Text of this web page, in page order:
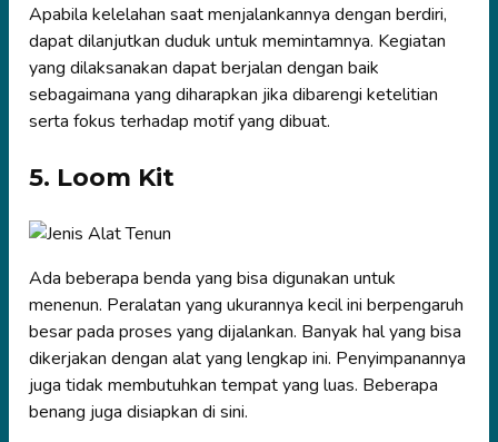
Apabila kelelahan saat menjalankannya dengan berdiri,
dapat dilanjutkan duduk untuk memintamnya. Kegiatan
yang dilaksanakan dapat berjalan dengan baik
sebagaimana yang diharapkan jika dibarengi ketelitian
serta fokus terhadap motif yang dibuat.
5. Loom Kit
Ada beberapa benda yang bisa digunakan untuk
menenun. Peralatan yang ukurannya kecil ini berpengaruh
besar pada proses yang dijalankan. Banyak hal yang bisa
dikerjakan dengan alat yang lengkap ini. Penyimpanannya
juga tidak membutuhkan tempat yang luas. Beberapa
benang juga disiapkan di sini.